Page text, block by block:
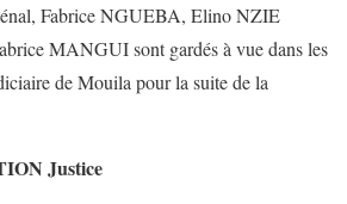
Fabrice NGUEBA, Elino NZIE
MANGUI sont gardés à vue dans les
de Mouila pour la suite de la
Justice